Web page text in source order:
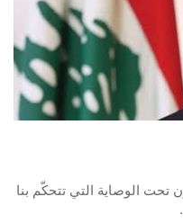
الوصاية التي تتحكّم بنا